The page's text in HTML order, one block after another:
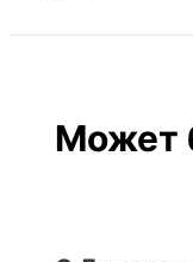
Может